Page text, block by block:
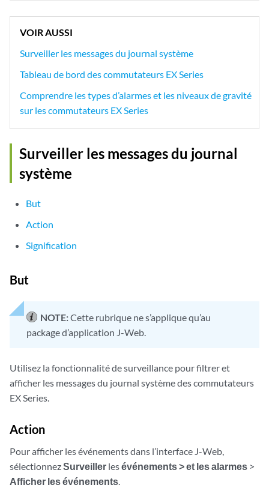
VOIR AUSSI
Surveiller les messages du journal système
Tableau de bord des commutateurs EX Series
Comprendre les types d’alarmes et les niveaux de gravité
sur les commutateurs EX Series
Surveiller les messages du journal
système
But
Action
Signification
But
NOTE:Cette rubrique ne s’applique qu’au
package d’application J-Web.
Utilisez la fonctionnalité de surveillance pour filtrer et
afficher les messages du journal système des commutateurs
EX Series.
Action
Pour afficher les événements dans l’interface J-Web,
sélectionnezSurveiller lesévénements > et les alarmes >
Afficher les événements